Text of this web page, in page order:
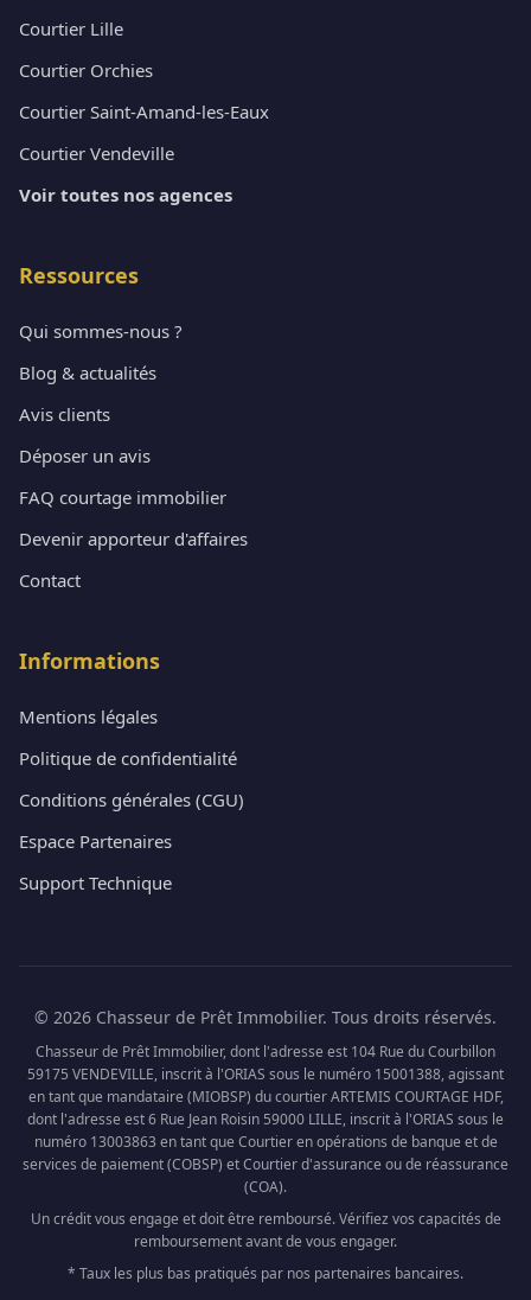
Courtier Lille
Courtier Orchies
Courtier Saint-Amand-les-Eaux
Courtier Vendeville
Voir toutes nos agences
Ressources
Qui sommes-nous ?
Blog & actualités
Avis clients
Déposer un avis
FAQ courtage immobilier
Devenir apporteur d'affaires
Contact
Informations
Mentions légales
Politique de confidentialité
Conditions générales (CGU)
Espace Partenaires
Support Technique
© 2026 Chasseur de Prêt Immobilier. Tous droits réservés.
Chasseur de Prêt Immobilier, dont l'adresse est 104 Rue du Courbillon
59175 VENDEVILLE, inscrit à l'ORIAS sous le numéro 15001388, agissant
en tant que mandataire (MIOBSP) du courtier ARTEMIS COURTAGE HDF,
dont l'adresse est 6 Rue Jean Roisin 59000 LILLE, inscrit à l'ORIAS sous le
numéro 13003863 en tant que Courtier en opérations de banque et de
services de paiement (COBSP) et Courtier d'assurance ou de réassurance
(COA).
Un crédit vous engage et doit être remboursé. Vérifiez vos capacités de
remboursement avant de vous engager.
* Taux les plus bas pratiqués par nos partenaires bancaires.